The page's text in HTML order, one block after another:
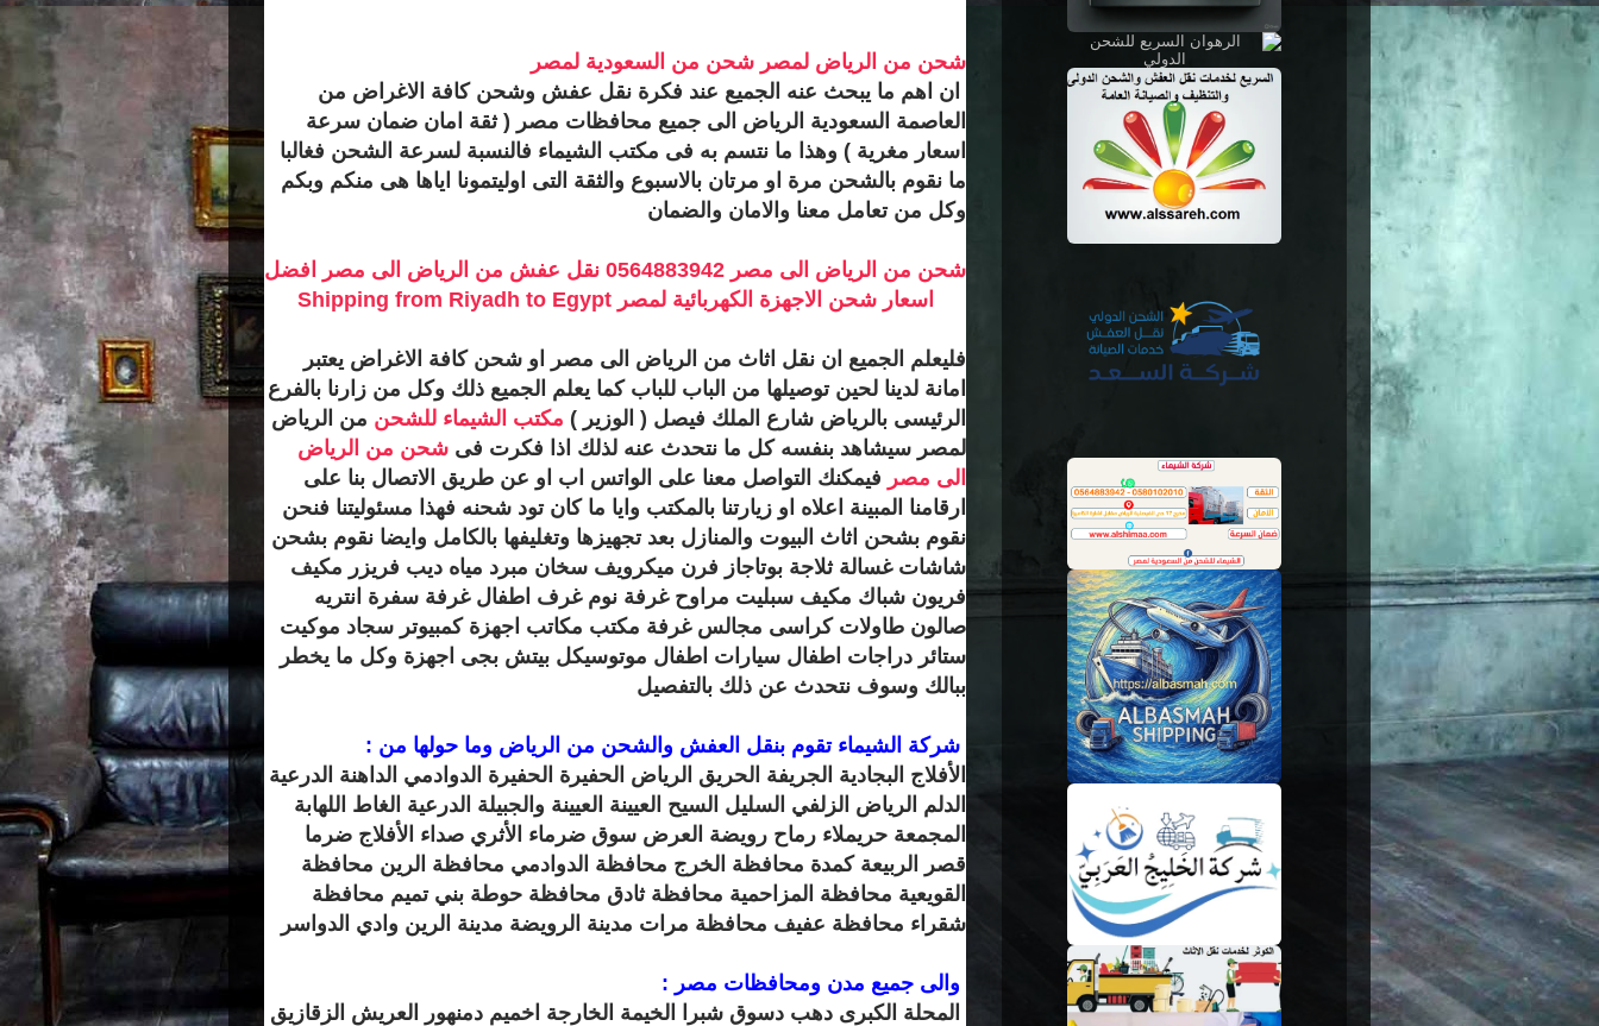
شحن من الرياض لمصر شحن من السعودية لمصر
ان اهم ما يبحث عنه الجميع عند فكرة نقل عفش وشحن كافة الاغراض من
العاصمة السعودية الرياض الى جميع محافظات مصر ( ثقة امان ضمان سرعة
اسعار مغرية ) وهذا ما نتسم به فى مكتب الشيماء فالنسبة لسرعة الشحن فغالبا
ما نقوم بالشحن مرة او مرتان بالاسبوع والثقة التى اوليتمونا اياها هى منكم وبكم
وكل من تعامل معنا والامان والضمان
شحن من الرياض الى مصر 0564883942 نقل عفش من الرياض الى مصر افضل
اسعار شحن الاجهزة الكهربائية لمصر Shipping from Riyadh to Egypt
فليعلم الجميع ان نقل اثاث من الرياض الى مصر او شحن كافة الاغراض يعتبر
امانة لدينا لحين توصيلها من الباب للباب كما يعلم الجميع ذلك وكل من زارنا بالفرع
الرئيسى بالرياض شارع الملك فيصل ( الوزير ) مكتب الشيماء للشحن من الرياض
لمصر سيشاهد بنفسه كل ما نتحدث عنه لذلك اذا فكرت فى شحن من الرياض
الى مصر فيمكنك التواصل معنا على الواتس اب او عن طريق الاتصال بنا على
ارقامنا المبينة اعلاه او زيارتنا بالمكتب وايا ما كان تود شحنه فهذا مسئوليتنا فنحن
نقوم بشحن اثاث البيوت والمنازل بعد تجهيزها وتغليفها بالكامل وايضا نقوم بشحن
شاشات غسالة ثلاجة بوتاجاز فرن ميكرويف سخان مبرد مياه ديب فريزر مكيف
فريون شباك مكيف سبليت مراوح غرفة نوم غرف اطفال غرفة سفرة انتريه
صالون طاولات كراسى مجالس غرفة مكتب مكاتب اجهزة كمبيوتر سجاد موكيت
ستائر دراجات اطفال سيارات اطفال موتوسيكل بيتش بجى اجهزة وكل ما يخطر
ببالك وسوف نتحدث عن ذلك بالتفصيل
شركة الشيماء تقوم بنقل العفش والشحن من الرياض وما حولها من :
الأفلاج البجادية الجريفة الحريق الرياض الحفيرة الحفيرة الدوادمي الداهنة الدرعية
الدلم الرياض الزلفي السليل السيح العيينة العيينة والجبيلة الدرعية الغاط اللهابة
المجمعة حريملاء رماح رويضة العرض سوق ضرماء الأثري صداء الأفلاج ضرما
قصر الربيعة كمدة محافظة الخرج محافظة الدوادمي محافظة الرين محافظة
القويعية محافظة المزاحمية محافظة ثادق محافظة حوطة بني تميم محافظة
شقراء محافظة عفيف محافظة مرات مدينة الرويضة مدينة الرين وادي الدواسر
والى جميع مدن ومحافظات مصر :
المحلة الكبرى دهب دسوق شبرا الخيمة الخارجة اخميم دمنهور العريش الزقازيق